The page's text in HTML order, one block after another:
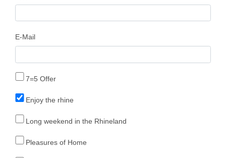
E-Mail
7=5 Offer
Enjoy the rhine
Long weekend in the Rhineland
Pleasures of Home